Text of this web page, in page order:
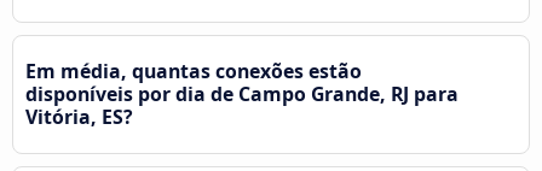
Em média, quantas conexões estão
disponíveis por dia de Campo Grande, RJ para
Vitória, ES?